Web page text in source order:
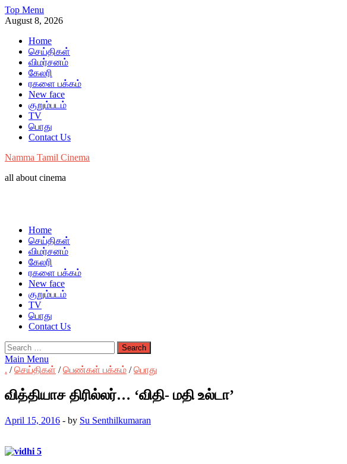
Skip
to
Top Menu
August 8, 2026
Home
செய்திகள்
விமர்சனம்
கேலரி
ரகளை பக்கம்
New face
குறும்படம்
TV
பொது
Contact Us
Namma Tamil Cinema
all about cinema
Home
செய்திகள்
விமர்சனம்
கேலரி
ரகளை பக்கம்
New face
குறும்படம்
TV
பொது
Contact Us
Search
for:
Main Menu
. /செய்திகள் /பெண்கள் பக்கம் /பொது
வித்தியாச திரில்லர்… ‘விதி- மதி உல்டா’
April 15, 2016 - by Su Senthilkumaran